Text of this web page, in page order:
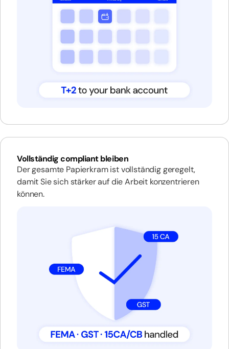
Vollständig compliant bleiben
Der gesamte Papierkram ist vollständig geregelt,
damit Sie sich stärker auf die Arbeit konzentrieren
können.